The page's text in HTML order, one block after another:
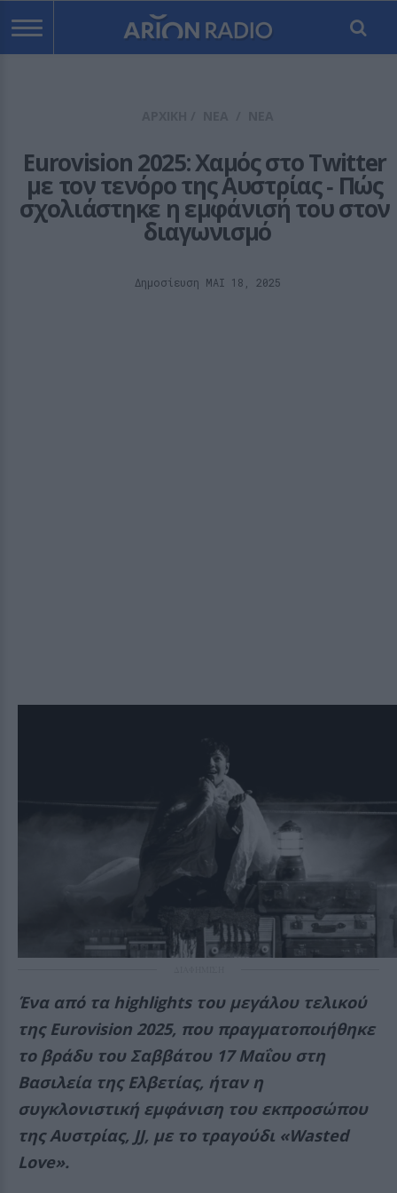
Eurovision 2025: Χαμός στο Twitter
με τον τενόρο της Αυστρίας ‑ Πώς
σχολιάστηκε η εμφάνισή του στον
διαγωνισμό
Δημοσίευση ΜΑΙ 18, 2025
Ένα από τα highlights του μεγάλου τελικού
της Eurovision 2025, που πραγματοποιήθηκε
το βράδυ του Σαββάτου 17 Μαΐου στη
Βασιλεία της Ελβετίας, ήταν η
συγκλονιστική εμφάνιση του εκπροσώπου
της Αυστρίας, JJ, με το τραγούδι «Wasted
Love».